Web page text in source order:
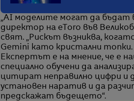
„AI моделите могат да бъдат
директор на eToro във
свят. „Рискът възниква,
Gemini като кристални топки.
Експертът е на мнение, че е
специално обучени да
цитират неправилно цифри и
установен наратив и да
предскажат бъдещето“.